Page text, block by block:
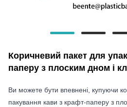
Коричневий пакет для
паперу з плоским дном і
Ви можете бути впевнені, купуючи
пакування кави з крафт-паперу з